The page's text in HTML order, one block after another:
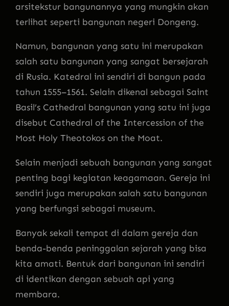
arsitekstur bangunannya yang mungkin akan
terlihat seperti bangunan negeri Dongeng.
Namun, bangunan yang satu ini merupakan
salah satu bangunan yang sangat bersejarah
di Rusia. Katedral ini sendiri di bangun pada
tahun 1555–1561. Selain dikenal sebagai Saint
Basil’s Cathedral bangunan yang satu ini juga
disebut Cathedral of the Intercession of the
Most Holy Theotokos on the Moat.
Selain menjadi sebuah bangunan yang sangat
penting bagi kegiatan keagamaan. Gereja ini
sendiri juga merupakan salah satu bangunan
yang berfungsi sebagai museum.
Banyak sekali tempat di dalam gereja dan
benda-benda peninggalan sejarah yang bisa
kita amati. Bentuk dari bangunan ini sendiri
di identikan dengan sebuah api yang
membara.